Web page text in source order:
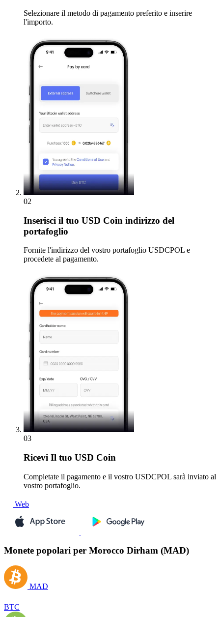
Selezionare il metodo di pagamento preferito e inserire
l'importo.
02
Inserisci il tuo USD Coin indirizzo del
portafoglio
Fornite l'indirizzo del vostro portafoglio USDCPOL e
procedete al pagamento.
03
Ricevi Il tuo USD Coin
Completate il pagamento e il vostro USDCPOL sarà inviato al
vostro portafoglio.
Web
Monete popolari per Morocco Dirham (MAD)
MAD
BTC